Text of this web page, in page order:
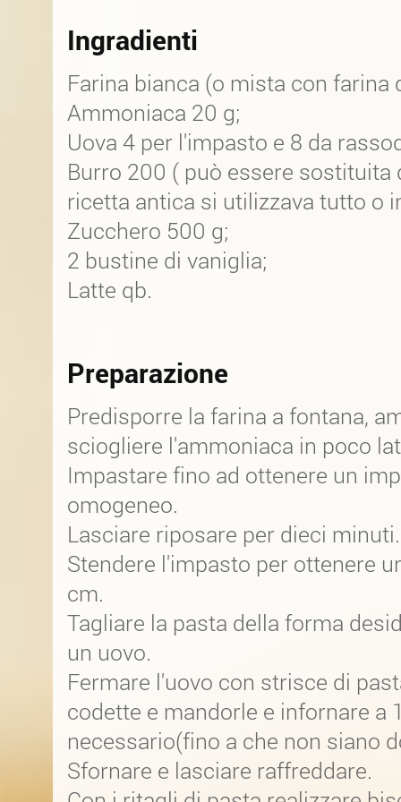
Ingradienti
Farina bianca (o mista con farina
Ammoniaca 20 g;
Uova 4 per l'impasto e 8 da
Burro 200 ( può essere sostituita
ricetta antica si utilizzava tutto o
Zucchero 500 g;
2 bustine di vaniglia;
Latte qb.
Preparazione
Predisporre la farina a fontana,
sciogliere l'ammoniaca in poco
Impastare fino ad ottenere un
omogeneo.
Lasciare riposare per dieci minuti.
Stendere l'impasto per ottenere
cm.
Tagliare la pasta della forma
un uovo.
Fermare l'uovo con strisce di
codette e mandorle e infornare a
necessario(fino a che non siano
Sfornare e lasciare raffreddare.